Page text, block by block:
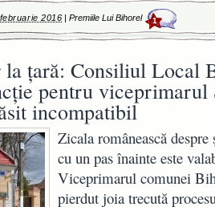
2016 |Premiile Lui Bihorel 1
la ţară: Consiliul Local
pentru
incompatibil
Zicala românească
cu un pas înainte este
Viceprimarul comunei
pierdut joia trecută